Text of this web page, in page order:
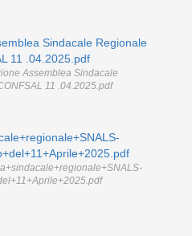
Sindacale Regionale
11 .04.2025.pdf
Assemblea Sindacale
11 .04.2025.pdf